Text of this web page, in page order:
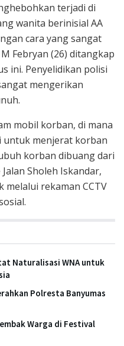
terjadi di
wanita berinisial AA
cara yang sangat
Febryan (26) ditangkap
ini. Penyelidikan polisi
mengerikan
mobil korban, di mana
untuk menjerat korban
korban dibuang dari
Sholeh Iskandar,
rekaman CCTV
Naturalisasi WNA untuk
Polresta Banyumas
Warga di Festival